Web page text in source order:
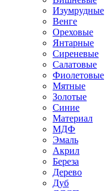
Изумрудные
Венге
Ореховые
Янтарные
Сиреневые
Салатовые
Фиолетовые
Мятные
Золотые
Синие
Материал
МДФ
Эмаль
Акрил
Береза
Дерево
Дуб